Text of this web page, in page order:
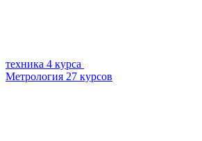
техника 4 курса
Метрология 27 курсов